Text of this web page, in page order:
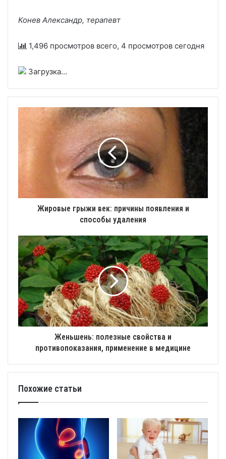
Конев Александр, терапевт
1,496 просмотров всего, 4 просмотров сегодня
Загрузка…
Жировые грыжи век: причины появления и
способы удаления
Женьшень: полезные свойства и
противопоказания, применение в медицине
Похожие статьи